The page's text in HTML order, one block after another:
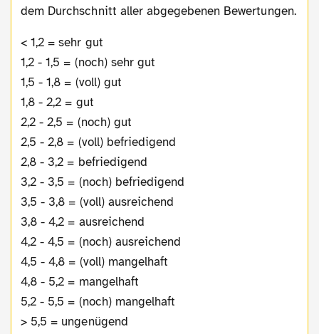
dem Durchschnitt aller abgegebenen Bewertungen.
< 1,2 = sehr gut
1,2 - 1,5 = (noch) sehr gut
1,5 - 1,8 = (voll) gut
1,8 - 2,2 = gut
2,2 - 2,5 = (noch) gut
2,5 - 2,8 = (voll) befriedigend
2,8 - 3,2 = befriedigend
3,2 - 3,5 = (noch) befriedigend
3,5 - 3,8 = (voll) ausreichend
3,8 - 4,2 = ausreichend
4,2 - 4,5 = (noch) ausreichend
4,5 - 4,8 = (voll) mangelhaft
4,8 - 5,2 = mangelhaft
5,2 - 5,5 = (noch) mangelhaft
> 5,5 = ungenügend